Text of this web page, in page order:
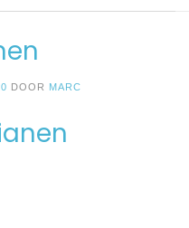
DOOR MARC